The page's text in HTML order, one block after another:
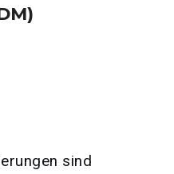
sind